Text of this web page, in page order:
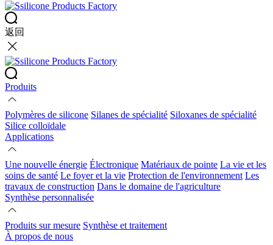
返回
Produits
Polymères de silicone Silanes de spécialité Siloxanes de spécialité
Silice colloïdale
Applications
Une nouvelle énergie Électronique Matériaux de pointe La vie et les
soins de santé Le foyer et la vie Protection de l'environnement Les
travaux de construction Dans le domaine de l'agriculture
Synthèse personnalisée
Produits sur mesure Synthèse et traitement
À propos de nous